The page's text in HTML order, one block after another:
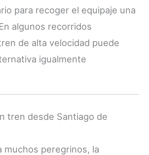
para recoger el equipaje una
algunos recorridos
de alta velocidad puede
igualmente
tren desde Santiago de
muchos peregrinos, la